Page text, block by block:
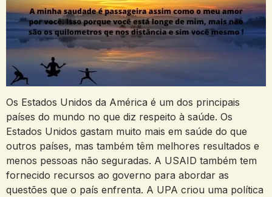
Os Estados Unidos da América é um dos principais
países do mundo no que diz respeito à saúde. Os
Estados Unidos gastam muito mais em saúde do que
outros países, mas também têm melhores resultados e
menos pessoas não seguradas. A USAID também tem
fornecido recursos ao governo para abordar as
questões que o país enfrenta. A UPA criou uma política